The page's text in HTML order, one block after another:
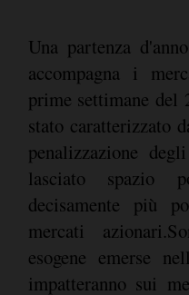
Una partenza
accompagna i
prime settimane del
stato caratterizzato
penalizzazione
lasciato spazio
decisamente più
mercati
esogene emerse
impatteranno sui